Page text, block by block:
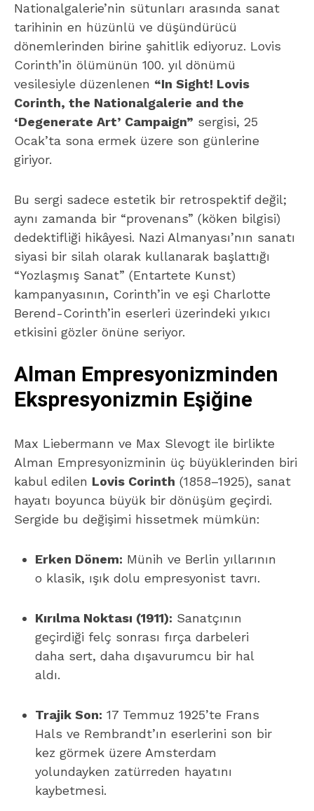
Nationalgalerie’nin sütunları arasında sanat
tarihinin en hüzünlü ve düşündürücü
dönemlerinden birine şahitlik ediyoruz. Lovis
Corinth’in ölümünün 100. yıl dönümü
vesilesiyle düzenlenen “In Sight! Lovis
Corinth, the Nationalgalerie and the
‘Degenerate Art’ Campaign” sergisi, 25
Ocak’ta sona ermek üzere son günlerine
giriyor.
Bu sergi sadece estetik bir retrospektif değil;
aynı zamanda bir “provenans” (köken bilgisi)
dedektifliği hikâyesi. Nazi Almanyası’nın sanatı
siyasi bir silah olarak kullanarak başlattığı
“Yozlaşmış Sanat” (Entartete Kunst)
kampanyasının, Corinth’in ve eşi Charlotte
Berend-Corinth’in eserleri üzerindeki yıkıcı
etkisini gözler önüne seriyor.
Alman Empresyonizminden
Ekspresyonizmin Eşiğine
Max Liebermann ve Max Slevogt ile birlikte
Alman Empresyonizminin üç büyüklerinden biri
kabul edilen Lovis Corinth (1858–1925), sanat
hayatı boyunca büyük bir dönüşüm geçirdi.
Sergide bu değişimi hissetmek mümkün:
Erken Dönem: Münih ve Berlin yıllarının
o klasik, ışık dolu empresyonist tavrı.
Kırılma Noktası (1911): Sanatçının
geçirdiği felç sonrası fırça darbeleri
daha sert, daha dışavurumcu bir hal
aldı.
Trajik Son: 17 Temmuz 1925’te Frans
Hals ve Rembrandt’ın eserlerini son bir
kez görmek üzere Amsterdam
yolundayken zatürreden hayatını
kaybetmesi.